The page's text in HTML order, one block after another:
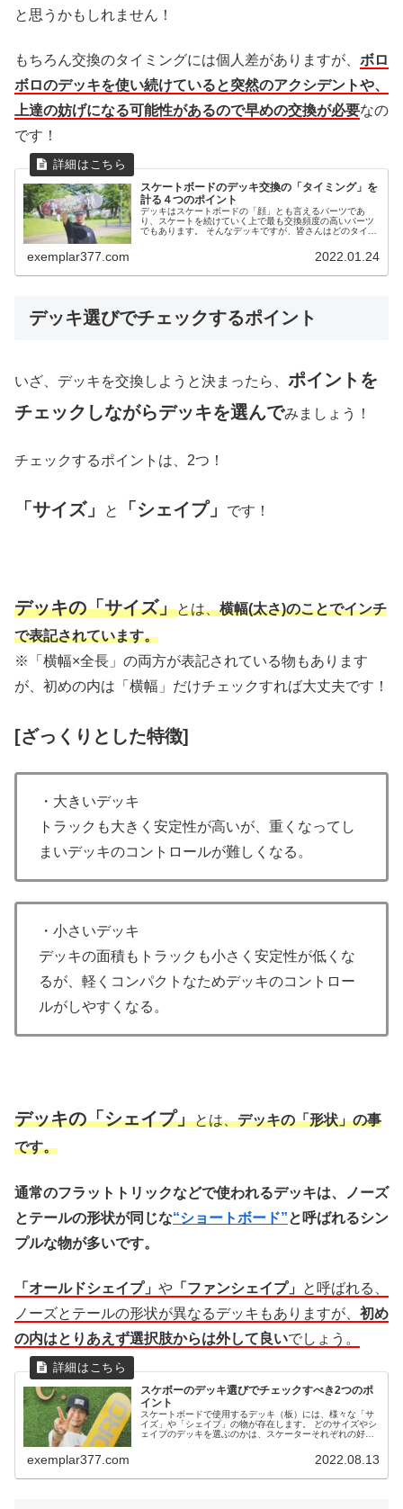
と思うかもしれません！
もちろん交換のタイミングには個人差がありますが、 ボロ
ボロのデッキを使い続けていると突然のアクシデントや、
上達の妨げになる可能性があるので早めの交換が必要なの
です！
スケートボードのデッキ交換の「タイミング」を
計る４つのポイント
デッキはスケートボードの「顔」とも言えるパーツであ
り、スケートを続けていく上で最も交換頻度の高いパーツ
でもあります。 そんなデッキですが、皆さんはどのタイミ
exemplar377.com 2022.01.24
デッキ選びでチェックするポイント
いざ、デッキを交換しようと決まったら、 ポイントを
チェックしながらデッキを選んでみましょう！
チェックするポイントは、2つ！
「サイズ」 と 「シェイプ」 です！
デッキの「サイズ」とは、横幅(太さ)のことでインチ
で表記されています。
※「横幅×全長」の両方が表記されている物もあります
が、初めの内は「横幅」だけチェックすれば大丈夫です！
[ざっくりとした特徴]
・大きいデッキ
トラックも大きく安定性が高いが、重くなってし
まいデッキのコントロールが難しくなる。
・小さいデッキ
デッキの面積もトラックも小さく安定性が低くな
るが、軽くコンパクトなためデッキのコントロー
ルがしやすくなる。
デッキの「シェイプ」とは、デッキの「形状」の事
です。
通常のフラットトリックなどで使われるデッキは、ノーズ
とテールの形状が同じな“ショートボード”と呼ばれるシン
プルな物が多いです。
「オールドシェイプ」 や 「ファンシェイプ」
と呼ばれる、
ノーズとテールの形状が異なるデッキもありますが、 初め
の内はとりあえず選択肢からは外して良いでしょう。
スケボーのデッキ選びでチェックすべき2つのポ
イント
スケートボードで使用するデッキ（板）には、様々な「サ
イズ」や「シェイプ」の物が存在します。 どのサイズやシ
ェイプのデッキを選ぶのかは、スケーターそれぞれの好み
exemplar377.com 2022.08.13